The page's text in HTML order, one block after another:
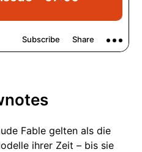
Fable gelten als die
ihrer Zeit – bis sie